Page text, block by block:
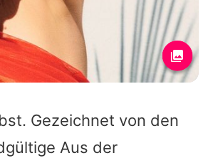
Gezeichnet von den
Aus der